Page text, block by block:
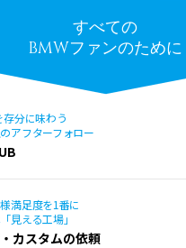
すべての
BMWファンのために
存分に味わう
アフターフォロー
満足度を1番に
見える工場」
カスタムの依頼